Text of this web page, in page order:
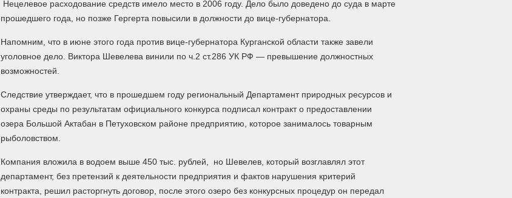
Нецелевое расходование средств имело место в 2006 году. Дело было доведено до суда в марте
прошедшего года, но позже Гергерта повысили в должности до вице-губернатора.
Напомним, что в июне этого года против вице-губернатора Курганской области также завели
уголовное дело. Виктора Шевелева винили по ч.2 ст.286 УК РФ — превышение должностных
возможностей.
Следствие утверждает, что в прошедшем году региональный Департамент природных ресурсов и
охраны среды по результатам официального конкурса подписал контракт о предоставлении
озера Большой Актабан в Петуховском районе предприятию, которое занималось товарным
рыболовством.
Компания вложила в водоем выше 450 тыс. рублей, но Шевелев, который возглавлял этот
департамент, без претензий к деятельности предприятия и фактов нарушения критерий
контракта, решил расторгнуть договор, после этого озеро без конкурсных процедур он передал